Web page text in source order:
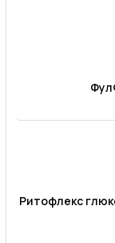
Ритофлекс глюкозамин 500+хондроитин 500, таблетки